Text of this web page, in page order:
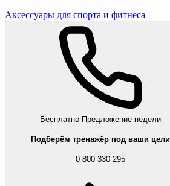
Аксессуары для спорта и фитнеса
Бесплатно Предложение недели
Подберём тренажёр под ваши цели
0 800 330 295